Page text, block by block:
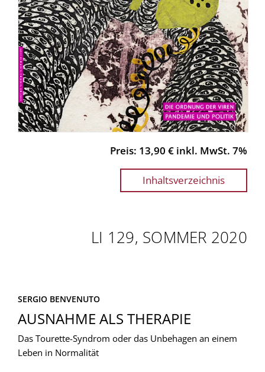
Preis: 13,90 € inkl. MwSt. 7%
Inhaltsverzeichnis
LI 129, SOMMER 2020
SERGIO BENVENUTO
AUSNAHME ALS THERAPIE
Das Tourette-Syndrom oder das Unbehagen an einem
Leben in Normalität